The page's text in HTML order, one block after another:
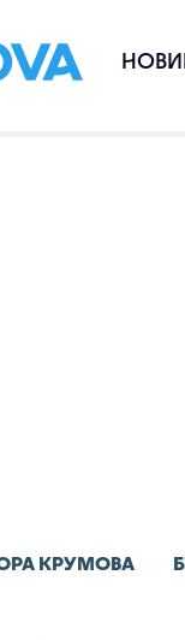
КРУМОВА